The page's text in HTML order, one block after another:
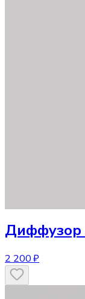
Диффузор
2 200 ₽